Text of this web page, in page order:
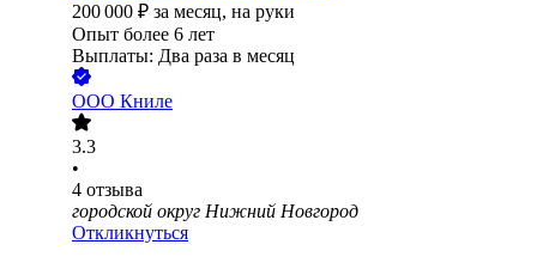
200 000 ₽ за месяц, на руки
Опыт более 6 лет
Выплаты: Два раза в месяц
ООО Книле
3.3
•
4 отзыва
городской округ Нижний Новгород
Откликнуться